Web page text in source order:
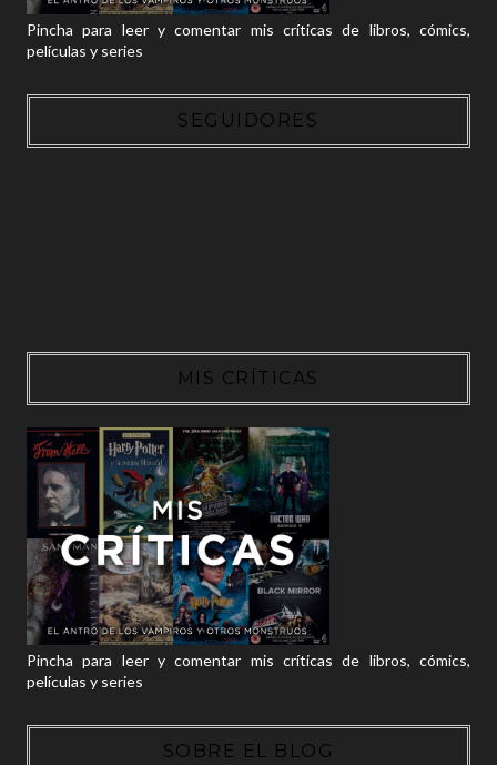
Pincha para leer y comentar mis críticas de libros, cómics,
películas y series
SEGUIDORES
MIS CRÍTICAS
Pincha para leer y comentar mis críticas de libros, cómics,
películas y series
SOBRE EL BLOG